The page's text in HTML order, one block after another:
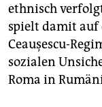
ethnisch
spielt damit auf
Ceaușescu-
sozialen
Roma in